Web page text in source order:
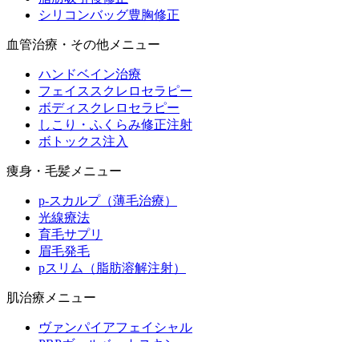
シリコンバッグ豊胸修正
血管治療・その他メニュー
ハンドベイン治療
フェイススクレロセラピー
ボディスクレロセラピー
しこり・ふくらみ修正注射
ボトックス注入
痩身・毛髪メニュー
p-スカルプ（薄毛治療）
光線療法
育毛サプリ
眉毛発毛
pスリム（脂肪溶解注射）
肌治療メニュー
ヴァンパイアフェイシャル